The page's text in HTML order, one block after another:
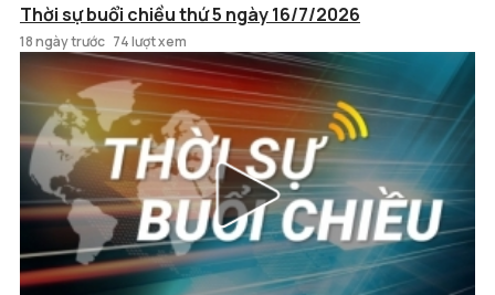
Thời sự buổi chiều thứ 5 ngày 16/7/2026
18 ngày trước 74 lượt xem